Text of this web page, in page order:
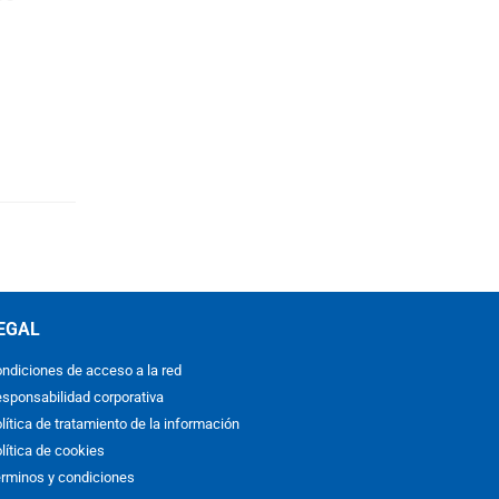
de acceso a la red
corporativa
de tratamiento de la información
de cookies
y condiciones